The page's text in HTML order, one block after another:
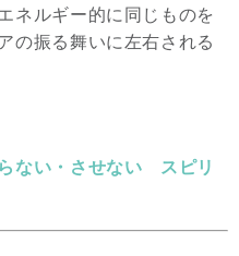
ネルギー的に同じものを
の振る舞いに左右される
ない・させない スピリ